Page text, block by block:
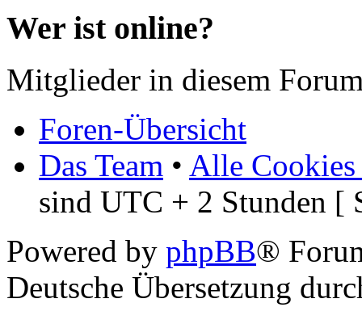
Wer ist online?
Mitglieder in diesem
Foren-Übersicht
Das Team • Alle Cookies
sind UTC + 2 Stunden [
Powered by phpBB®
Deutsche Übersetzung